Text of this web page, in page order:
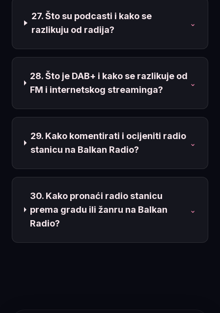
27. Što su podcasti i kako se
razlikuju od radija?
⌄
28. Što je DAB+ i kako se razlikuje od
FM i internetskog streaminga?
⌄
29. Kako komentirati i ocijeniti radio
stanicu na Balkan Radio?
⌄
30. Kako pronaći radio stanicu
prema gradu ili žanru na Balkan
Radio?
⌄